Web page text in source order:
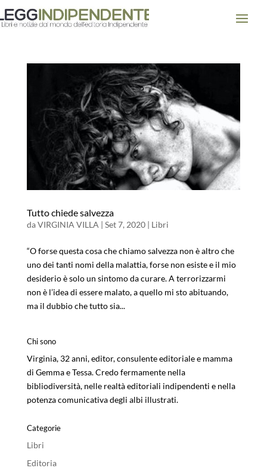
Tutto chiede salvezza
daVIRGINIA VILLA | Set 7, 2020| Libri
“O forse questa cosa che chiamo salvezza non è altro che
uno dei tanti nomi della malattia, forse non esiste e il mio
desiderio è solo un sintomo da curare. A terrorizzarmi
non è l’idea di essere malato, a quello mi sto abituando,
ma il dubbio che tutto sia...
Chi sono
Virginia, 32 anni, editor, consulente editoriale e mamma
di Gemma e Tessa. Credo fermamente nella
bibliodiversità, nelle realtà editoriali indipendenti e nella
potenza comunicativa degli albi illustrati.
Categorie
Libri
Editoria